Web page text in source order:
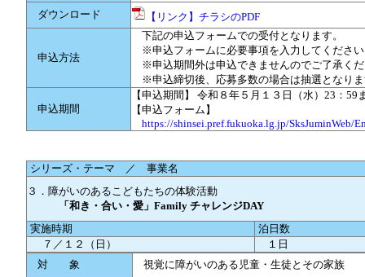
ダウンロード
【リンク】チラシのPDF
申込方法
下記の申込フォームでの受付となります。
※申込フォームに必要事項を入力してくださ
※申込期間外は申込できませんのでご了承く
※申込締切後、応募多数の場合は抽選となり
申込期間
【申込期間】 令和８年５月１３日（水）23：59
【申込フォーム】
https://shinsei.pref.fukuoka.lg.jp/SksJuminWeb/
シリーズ・テーマ ／ 事業名
３．障がいのあるこどもたちの体験活動
「和き・合い・愛」 Family チャレンジDAY
実施時期
泊日数
７／１２（日）
１日
対 象
視覚に障がいのある児童・生徒とその家族